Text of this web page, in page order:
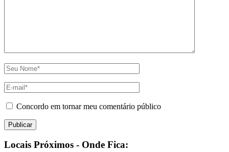
Concordo em tornar meu comentário público
Locais Próximos - Onde Fica: